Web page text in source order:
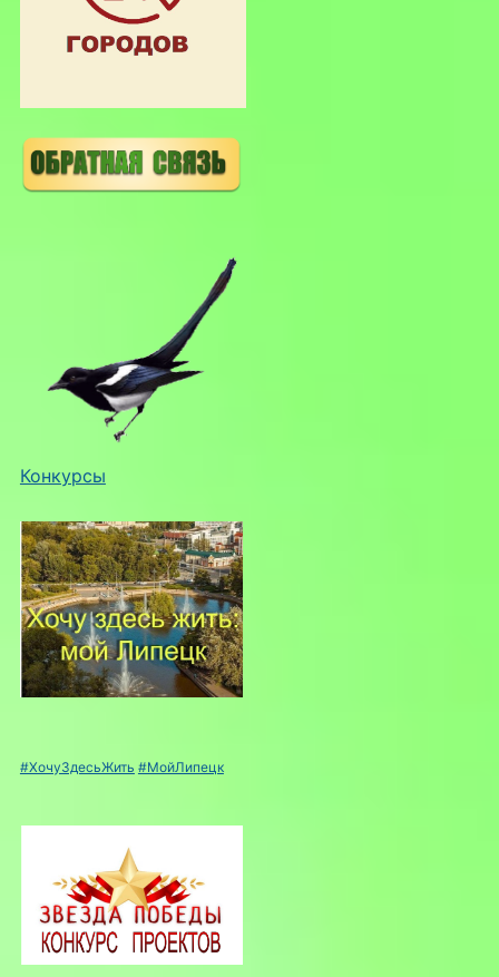
Конкурсы
#ХочуЗдесьЖить #МойЛипецк